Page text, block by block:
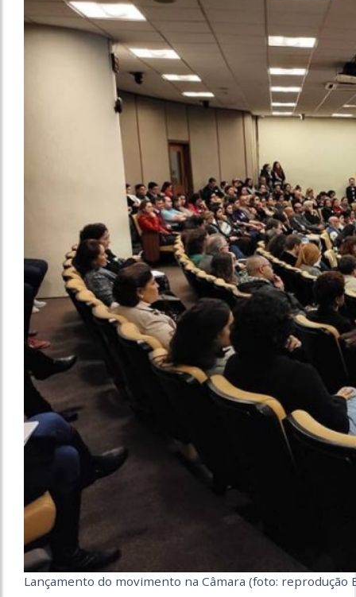
Lançamento do movimento na Câmara (foto: reprodução